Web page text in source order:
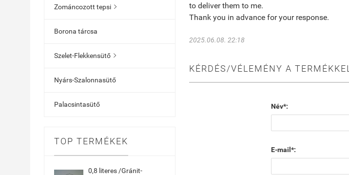
Zománcozott tepsi 
Borona tárcsa
Szelet-Flekkensütő 
Nyárs-Szalonnasütő
Palacsintasütő
TOP TERMÉKEK
0,8 literes /Gránit-
to deliver them to me.
Thank you in advance for your response.
2025.06.08. 22:18
KÉRDÉS/VÉLEMÉNY A
Név*:
E-mail*: